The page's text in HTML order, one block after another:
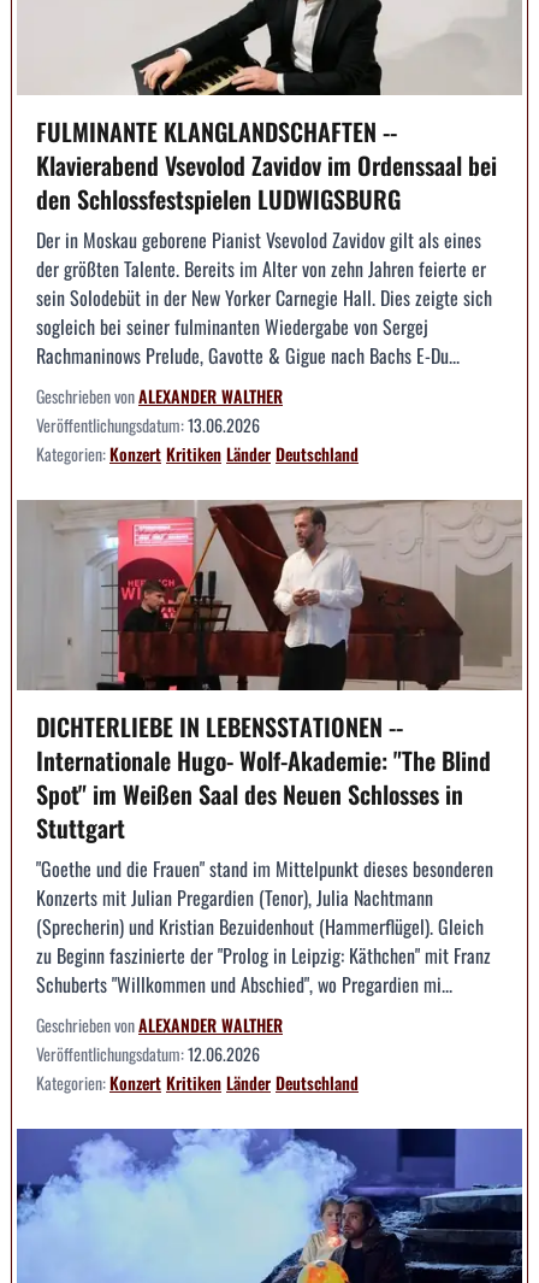
FULMINANTE KLANGLANDSCHAFTEN --
Klavierabend Vsevolod Zavidov im Ordenssaal bei
den Schlossfestspielen LUDWIGSBURG
Der in Moskau geborene Pianist Vsevolod Zavidov gilt als eines
der größten Talente. Bereits im Alter von zehn Jahren feierte er
sein Solodebüt in der New Yorker Carnegie Hall. Dies zeigte sich
sogleich bei seiner fulminanten Wiedergabe von Sergej
Rachmaninows Prelude, Gavotte & Gigue nach Bachs E-Du...
Geschrieben vonALEXANDER WALTHER
Veröffentlichungsdatum:13.06.2026
Kategorien:KonzertKritikenLänderDeutschland
DICHTERLIEBE IN LEBENSSTATIONEN --
Internationale Hugo- Wolf-Akademie: "The Blind
Spot" im Weißen Saal des Neuen Schlosses in
Stuttgart
"Goethe und die Frauen" stand im Mittelpunkt dieses besonderen
Konzerts mit Julian Pregardien (Tenor), Julia Nachtmann
(Sprecherin) und Kristian Bezuidenhout (Hammerflügel). Gleich
zu Beginn faszinierte der "Prolog in Leipzig: Käthchen" mit Franz
Schuberts "Willkommen und Abschied", wo Pregardien mi...
Geschrieben vonALEXANDER WALTHER
Veröffentlichungsdatum:12.06.2026
Kategorien:KonzertKritikenLänderDeutschland